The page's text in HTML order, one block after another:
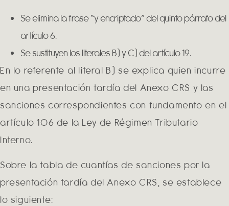
Se elimina la frase “y encriptado” del quinto párrafo del
artículo 6.
Se sustituyen los literales B) y C) del artículo 19.
En lo referente al literal B) se explica quien incurre
en una presentación tardía del Anexo CRS y las
sanciones correspondientes con fundamento en el
artículo 106 de la Ley de Régimen Tributario
Interno.
Sobre la tabla de cuantías de sanciones por la
presentación tardía del Anexo CRS, se establece
lo siguiente: